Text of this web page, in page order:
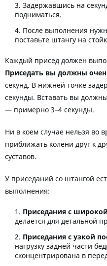
Задержавшись на
подниматься.
После выполнения
поставьте штангу на
Каждый присед должен
Приседать вы должны
секунд. В нижней точке
секунды. Вставать вы
— примерно 3–4 секунды.
Ни в коем случае нельзя во
приближать колени друг к
суставов.
У приседаний со штангой
выполнения:
Приседания с
делается для детальной
Приседания с узкой
нагрузку задней части
сконцентрирована в